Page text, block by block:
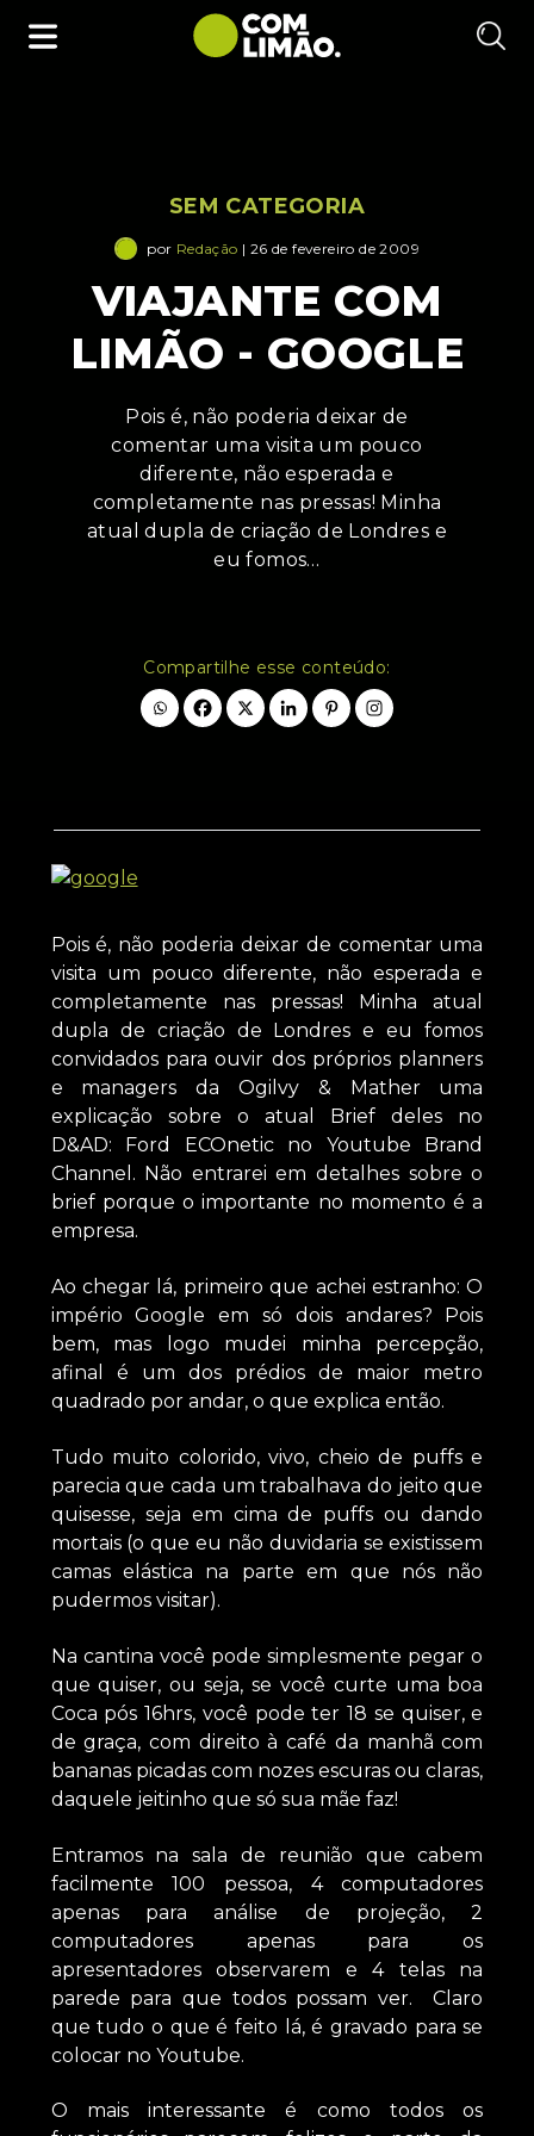
SEM CATEGORIA
por Redação | 26 de fevereiro de 2009
VIAJANTE COM
LIMÃO - GOOGLE
Pois é, não poderia deixar de
comentar uma visita um pouco
diferente, não esperada e
completamente nas pressas! Minha
atual dupla de criação de Londres e
eu fomos…
Compartilhe esse conteúdo:
Pois é, não poderia deixar de comentar uma
visita um pouco diferente, não esperada e
completamente nas pressas! Minha atual
dupla de criação de Londres e eu fomos
convidados para ouvir dos próprios planners
e managers da Ogilvy & Mather uma
explicação sobre o atual Brief deles no
D&AD: Ford ECOnetic no Youtube Brand
Channel. Não entrarei em detalhes sobre o
brief porque o importante no momento é a
empresa.
Ao chegar lá, primeiro que achei estranho: O
império Google em só dois andares? Pois
bem, mas logo mudei minha percepção,
afinal é um dos prédios de maior metro
quadrado por andar, o que explica então.
Tudo muito colorido, vivo, cheio de puffs e
parecia que cada um trabalhava do jeito que
quisesse, seja em cima de puffs ou dando
mortais (o que eu não duvidaria se existissem
camas elástica na parte em que nós não
pudermos visitar).
Na cantina você pode simplesmente pegar o
que quiser, ou seja, se você curte uma boa
Coca pós 16hrs, você pode ter 18 se quiser, e
de graça, com direito à café da manhã com
bananas picadas com nozes escuras ou claras,
daquele jeitinho que só sua mãe faz!
Entramos na sala de reunião que cabem
facilmente 100 pessoa, 4 computadores
apenas para análise de projeção, 2
computadores apenas para os
apresentadores observarem e 4 telas na
parede para que todos possam ver. Claro
que tudo o que é feito lá, é gravado para se
colocar no Youtube.
O mais interessante é como todos os